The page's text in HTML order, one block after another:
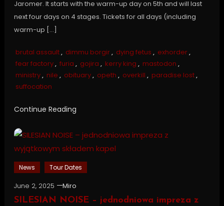
Jaromer. It starts with the warm-up day on 5th and will last
next four days on 4 stages. Tickets for all days (including
warm-up […]
brutal assault, dimmu borgir, dying fetus , exhorder,
fear factory, furia , gojira , kerry king , mastodon ,
ministry, nile , obituary, opeth , overkill , paradise lost,
suffocation
Continue Reading
News Tour Dates
June 2, 2025
Miro
SILESIAN NOISE – jednodniowa impreza z